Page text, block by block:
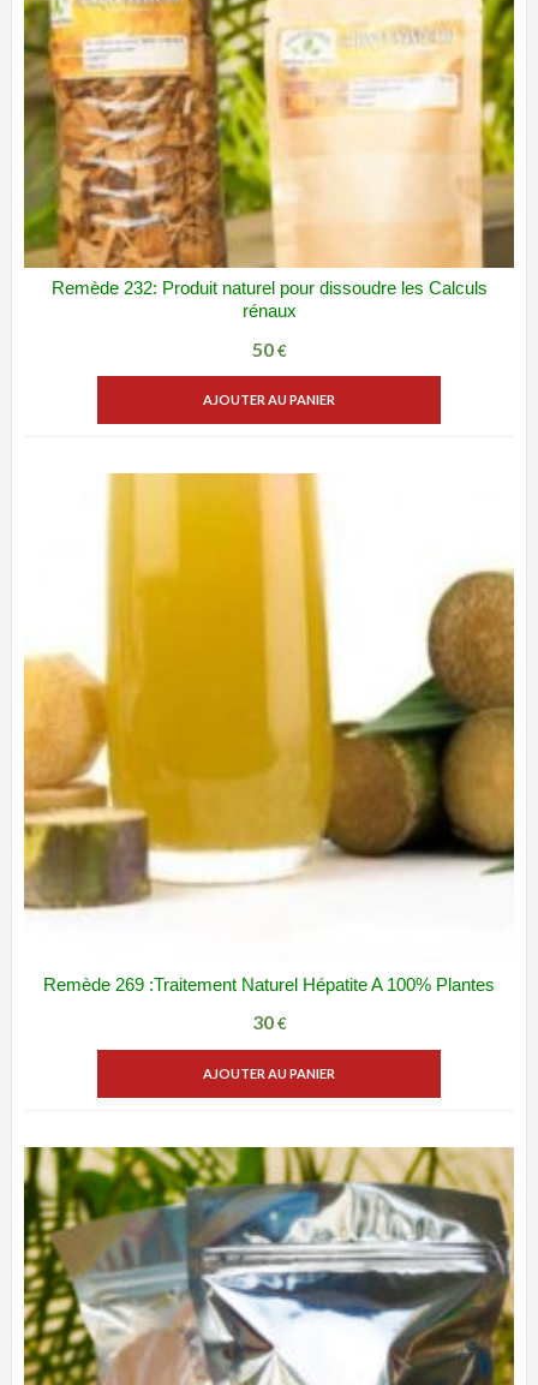
Remède 232: Produit naturel pour dissoudre les Calculs
rénaux
50€
AJOUTER AU PANIER
Remède 269 :Traitement Naturel Hépatite A 100% Plantes
30€
AJOUTER AU PANIER